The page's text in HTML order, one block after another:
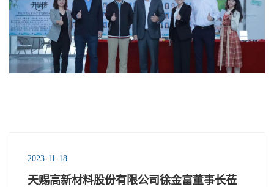
2023-11-18
天赐高新材料股份有限公司徐金富董事长莅